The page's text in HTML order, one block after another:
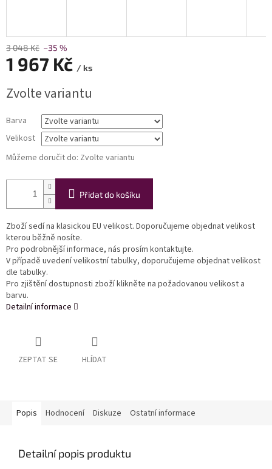
3 048 Kč –35 %
1 967 Kč / ks
cena:
Zvolte variantu
Barva
Velikost
Můžeme doručit do: Zvolte variantu
Přidat do košíku
Zboží sedí na klasickou EU velikost. Doporučujeme objednat velikost
kterou běžně nosíte.
Pro podrobnější informace, nás prosím kontaktujte.
V případě uvedení velikostní tabulky, doporučujeme objednat velikost
dle tabulky.
Pro zjištění dostupnosti zboží klikněte na požadovanou velikost a
barvu.
Detailní informace
ZEPTAT SE HLÍDAT
Popis Hodnocení Diskuze Ostatní informace
Detailní popis produktu